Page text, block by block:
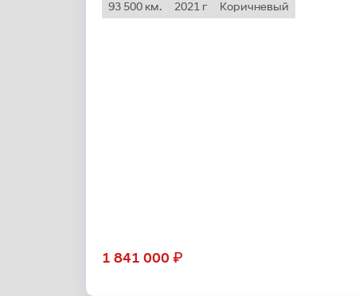
93 500 км. 2021 г Коричневый
1 841 000 ₽